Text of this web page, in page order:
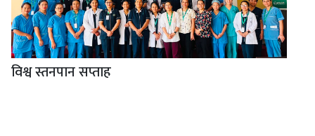
विश्व स्तनपान सप्ताह